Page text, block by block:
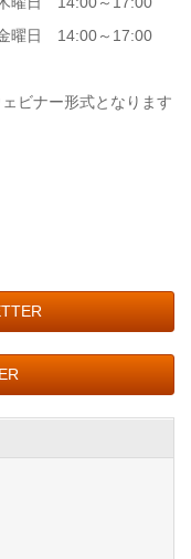
日 14:00～17:00
ビナー形式となります